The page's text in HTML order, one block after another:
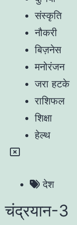
संस्कृति
नौकरी
बिज़नेस
मनोरंजन
जरा हटके
राशिफल
शिक्षा
हेल्थ
देश
चंद्रयान-3